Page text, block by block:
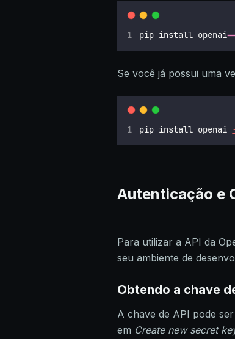
pip install openai
Se você já possui uma
pip install openai
Autenticação e
Para utilizar a API da
seu ambiente de
Obtendo a chave
A chave de API pode
em Create new secret